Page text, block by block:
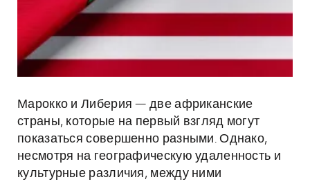
Марокко и Либерия — две африканские
страны, которые на первый взгляд могут
показаться совершенно разными. Однако,
несмотря на географическую удаленность и
культурные различия, между ними